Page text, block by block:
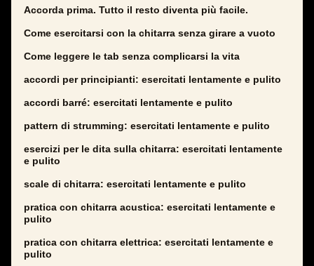
Accorda prima. Tutto il resto diventa più facile.
Come esercitarsi con la chitarra senza girare a vuoto
Come leggere le tab senza complicarsi la vita
accordi per principianti: esercitati lentamente e pulito
accordi barré: esercitati lentamente e pulito
pattern di strumming: esercitati lentamente e pulito
esercizi per le dita sulla chitarra: esercitati lentamente
e pulito
scale di chitarra: esercitati lentamente e pulito
pratica con chitarra acustica: esercitati lentamente e
pulito
pratica con chitarra elettrica: esercitati lentamente e
pulito